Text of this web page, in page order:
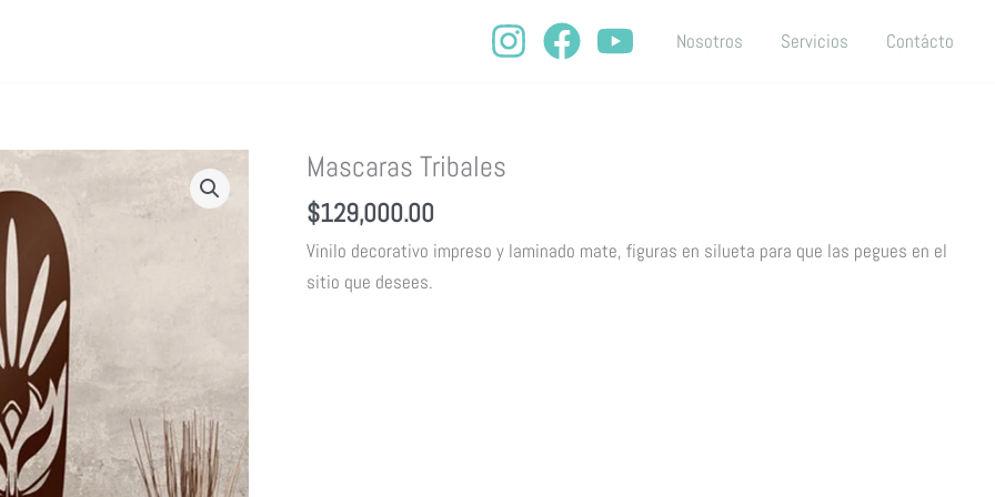
Nosotros Servicios Contácto
Mascaras Tribales
$129,000.00
Vinilo decorativo impreso y laminado mate, figuras en silueta para que las pegues en el
sitio que desees.